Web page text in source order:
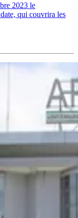
2023 le
qui couvrira les